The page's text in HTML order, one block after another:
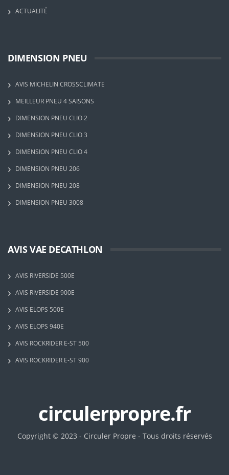
ACTUALITÉ
DIMENSION PNEU
AVIS MICHELIN CROSSCLIMATE
MEILLEUR PNEU 4 SAISONS
DIMENSION PNEU CLIO 2
DIMENSION PNEU CLIO 3
DIMENSION PNEU CLIO 4
DIMENSION PNEU 206
DIMENSION PNEU 208
DIMENSION PNEU 3008
AVIS VAE DECATHLON
AVIS RIVERSIDE 500E
AVIS RIVERSIDE 900E
AVIS ELOPS 500E
AVIS ELOPS 940E
AVIS ROCKRIDER E-ST 500
AVIS ROCKRIDER E-ST 900
circulerpropre.fr
Copyright © 2023 - Circuler Propre - Tous droits réservés